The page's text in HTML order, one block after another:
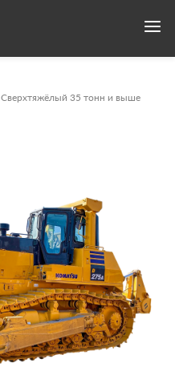
Сверхтяжёлый 35 тонн и выше